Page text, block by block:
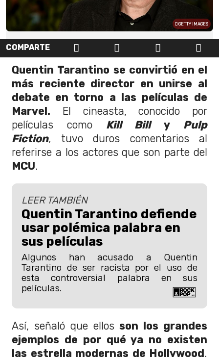
GETTY IMAGES
COMPARTE
Quentin Tarantino se convirtió en el
más reciente director en unirse al
debate en torno a las películas de
Marvel. El cineasta, conocido por
películas como Kill Billy Pulp
Fiction, tuvo duros comentarios al
referirse a los actores que son parte del
MCU.
LEER TAMBIÉN
Quentin Tarantino defiende
usar polémica palabra en
sus películas
Algunos han acusado a Quentin
Tarantino de ser racista por el uso de
esta controversial palabra en sus
películas.
Así, señaló que ellosson los grandes
ejemplos de por qué ya no existen
las estrella modernas de Hollywood.